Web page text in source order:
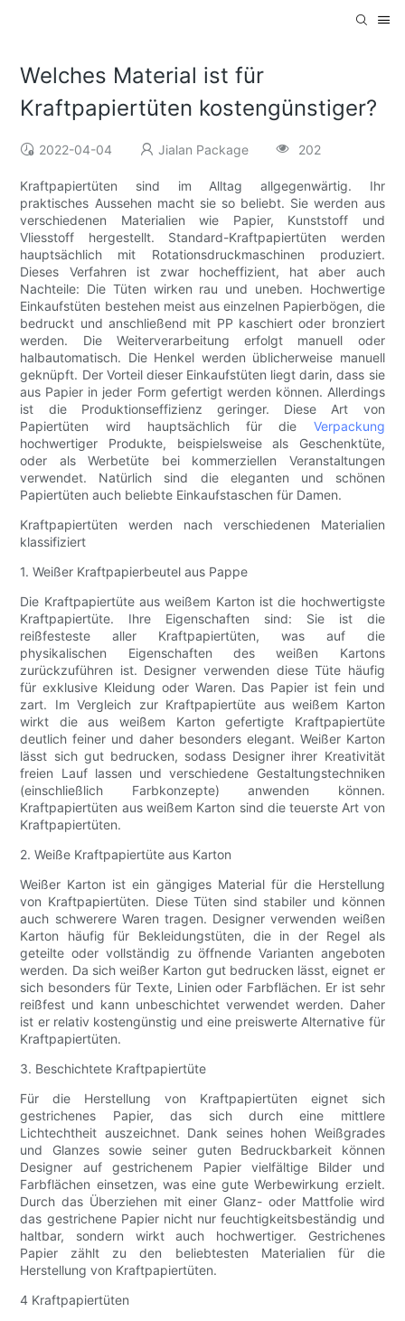
Welches Material ist für
Kraftpapiertüten kostengünstiger?
2022-04-04 Jialan Package 202
Kraftpapiertüten sind im Alltag allgegenwärtig. Ihr
praktisches Aussehen macht sie so beliebt. Sie werden aus
verschiedenen Materialien wie Papier, Kunststoff und
Vliesstoff hergestellt. Standard-Kraftpapiertüten werden
hauptsächlich mit Rotationsdruckmaschinen produziert.
Dieses Verfahren ist zwar hocheffizient, hat aber auch
Nachteile: Die Tüten wirken rau und uneben. Hochwertige
Einkaufstüten bestehen meist aus einzelnen Papierbögen, die
bedruckt und anschließend mit PP kaschiert oder bronziert
werden. Die Weiterverarbeitung erfolgt manuell oder
halbautomatisch. Die Henkel werden üblicherweise manuell
geknüpft. Der Vorteil dieser Einkaufstüten liegt darin, dass sie
aus Papier in jeder Form gefertigt werden können. Allerdings
ist die Produktionseffizienz geringer. Diese Art von
Papiertüten wird hauptsächlich für die Verpackung
hochwertiger Produkte, beispielsweise als Geschenktüte,
oder als Werbetüte bei kommerziellen Veranstaltungen
verwendet. Natürlich sind die eleganten und schönen
Papiertüten auch beliebte Einkaufstaschen für Damen.
Kraftpapiertüten werden nach verschiedenen Materialien
klassifiziert
1. Weißer Kraftpapierbeutel aus Pappe
Die Kraftpapiertüte aus weißem Karton ist die hochwertigste
Kraftpapiertüte. Ihre Eigenschaften sind: Sie ist die
reißfesteste aller Kraftpapiertüten, was auf die
physikalischen Eigenschaften des weißen Kartons
zurückzuführen ist. Designer verwenden diese Tüte häufig
für exklusive Kleidung oder Waren. Das Papier ist fein und
zart. Im Vergleich zur Kraftpapiertüte aus weißem Karton
wirkt die aus weißem Karton gefertigte Kraftpapiertüte
deutlich feiner und daher besonders elegant. Weißer Karton
lässt sich gut bedrucken, sodass Designer ihrer Kreativität
freien Lauf lassen und verschiedene Gestaltungstechniken
(einschließlich Farbkonzepte) anwenden können.
Kraftpapiertüten aus weißem Karton sind die teuerste Art von
Kraftpapiertüten.
2. Weiße Kraftpapiertüte aus Karton
Weißer Karton ist ein gängiges Material für die Herstellung
von Kraftpapiertüten. Diese Tüten sind stabiler und können
auch schwerere Waren tragen. Designer verwenden weißen
Karton häufig für Bekleidungstüten, die in der Regel als
geteilte oder vollständig zu öffnende Varianten angeboten
werden. Da sich weißer Karton gut bedrucken lässt, eignet er
sich besonders für Texte, Linien oder Farbflächen. Er ist sehr
reißfest und kann unbeschichtet verwendet werden. Daher
ist er relativ kostengünstig und eine preiswerte Alternative für
Kraftpapiertüten.
3. Beschichtete Kraftpapiertüte
Für die Herstellung von Kraftpapiertüten eignet sich
gestrichenes Papier, das sich durch eine mittlere
Lichtechtheit auszeichnet. Dank seines hohen Weißgrades
und Glanzes sowie seiner guten Bedruckbarkeit können
Designer auf gestrichenem Papier vielfältige Bilder und
Farbflächen einsetzen, was eine gute Werbewirkung erzielt.
Durch das Überziehen mit einer Glanz- oder Mattfolie wird
das gestrichene Papier nicht nur feuchtigkeitsbeständig und
haltbar, sondern wirkt auch hochwertiger. Gestrichenes
Papier zählt zu den beliebtesten Materialien für die
Herstellung von Kraftpapiertüten.
4 Kraftpapiertüten